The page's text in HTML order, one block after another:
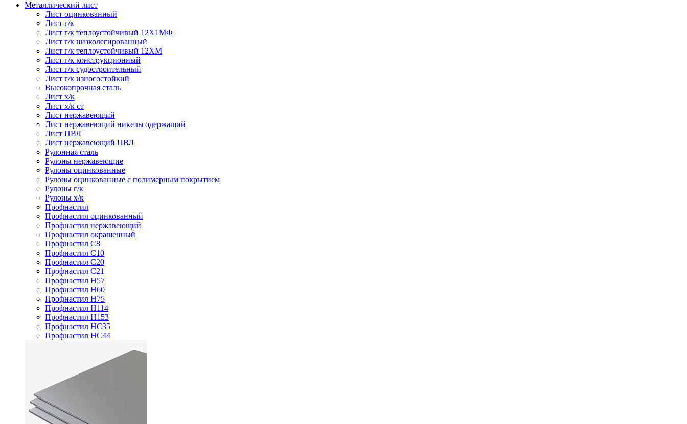
Металлический лист
Лист оцинкованный
Лист г/к
Лист г/к теплоустойчивый 12Х1МФ
Лист г/к низколегированный
Лист г/к теплоустойчивый 12ХМ
Лист г/к конструкционный
Лист г/к судостроительный
Лист г/к износостойкий
Высокопрочная сталь
Лист х/к
Лист х/к ст
Лист нержавеющий
Лист нержавеющий никельсодержащий
Лист ПВЛ
Лист нержавеющий ПВЛ
Рулонная сталь
Рулоны нержавеющие
Рулоны оцинкованные
Рулоны оцинкованные с полимерным покрытием
Рулоны г/к
Рулоны х/к
Профнастил
Профнастил оцинкованный
Профнастил нержавеющий
Профнастил окрашенный
Профнастил С8
Профнастил С10
Профнастил С20
Профнастил С21
Профнастил Н57
Профнастил Н60
Профнастил Н75
Профнастил Н114
Профнастил Н153
Профнастил НС35
Профнастил НС44